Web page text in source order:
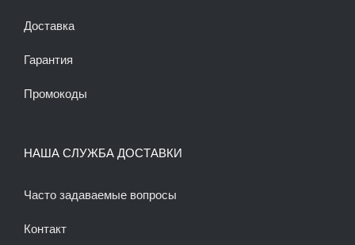
Доставка
Гарантия
Промокоды
НАША СЛУЖБА ДОСТАВКИ
Часто задаваемые вопросы
Контакт